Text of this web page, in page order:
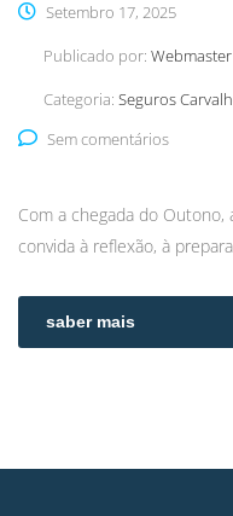
Setembro 17, 2025
Publicado por: Webmaster
Categoria: Seguros
Sem comentários
Com a chegada do
convida à reflexão, à
saber mais